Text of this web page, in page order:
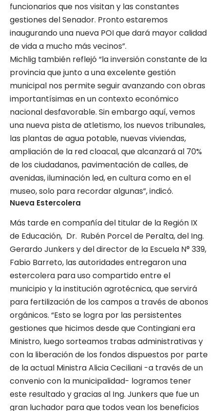
funcionarios que nos visitan y las constantes
gestiones del Senador. Pronto estaremos
inaugurando una nueva POI que dará mayor calidad
de vida a mucho más vecinos”.
Michlig también reflejó “la inversión constante de la
provincia que junto a una excelente gestión
municipal nos permite seguir avanzando con obras
importantísimas en un contexto económico
nacional desfavorable. Sin embargo aquí, vemos
una nueva pista de atletismo, los nuevos tribunales,
las plantas de agua potable, nuevas viviendas,
ampliación de la red cloacal, que alcanzará al 70%
de los ciudadanos, pavimentación de calles, de
avenidas, iluminación led, en cultura como en el
museo, solo para recordar algunas”, indicó.
Nueva Estercolera
Más tarde en compañía del titular de la Región IX
de Educación, Dr. Rubén Porcel de Peralta, del Ing.
Gerardo Junkers y del director de la Escuela N° 339,
Fabio Barreto, las autoridades entregaron una
estercolera para uso compartido entre el
municipio y la institución agrotécnica, que servirá
para fertilización de los campos a través de abonos
orgánicos. “Esto se logra por las persistentes
gestiones que hicimos desde que Contingiani era
Ministro, luego sorteamos trabas administrativas y
con la liberación de los fondos dispuestos por parte
de la actual Ministra Alicia Ceciliani -a través de un
convenio con la municipalidad- logramos tener
este resultado y gracias al Ing. Junkers que fue un
gran luchador para que todos vean los beneficios